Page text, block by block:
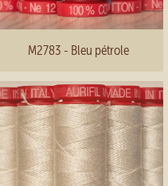
M2783 - Bleu pétrole